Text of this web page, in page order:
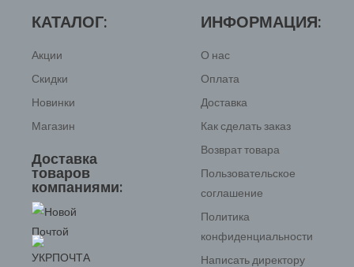
КАТАЛОГ:
Акции
Скидки
Новинки
Магазин
Доставка
товаров
компаниями:
ИНФОРМАЦИЯ:
О нас
Оплата
Доставка
Как сделать заказ
Возврат товара
Пользовательское
соглашение
Политика
конфиденциальности
Написать директору